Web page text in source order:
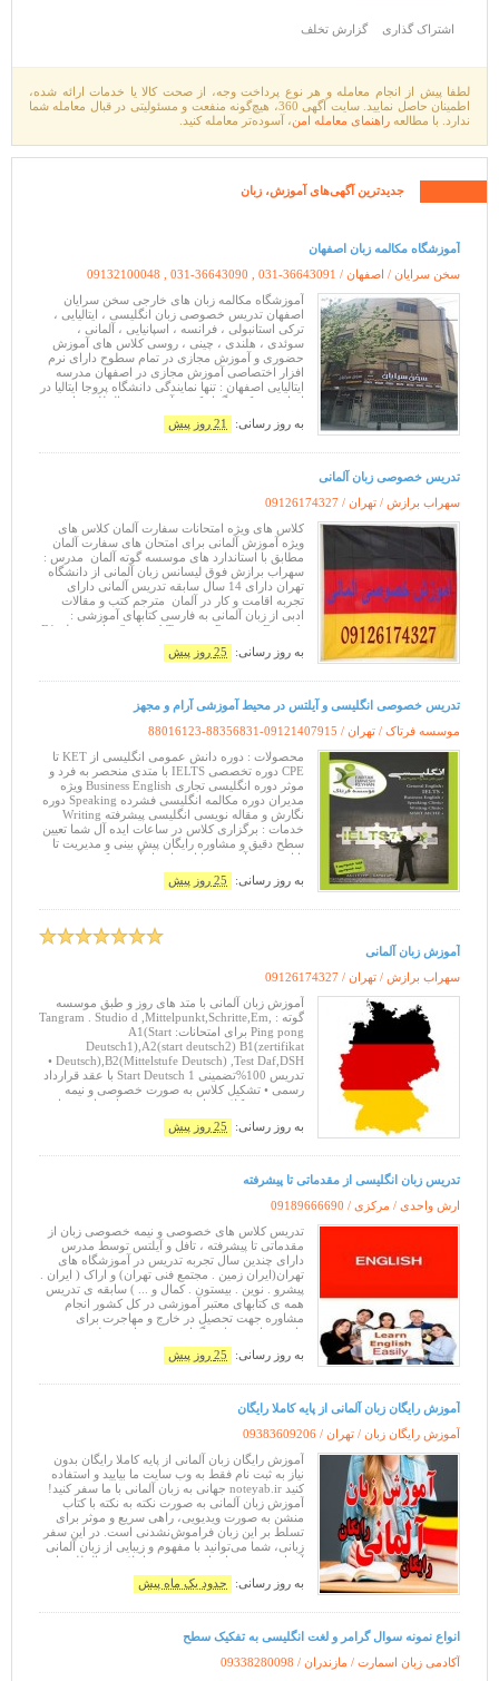
اشتراک گذاری گزارش تخلف
لطفا پیش از انجام معامله و هر نوع پرداخت وجه، از صحت کالا یا خدمات ارائه شده،
اطمینان حاصل نمایید. سایت آگهی 360، هیچ‌گونه منفعت و مسئولیتی در قبال معامله شما
ندارد. با مطالعه راهنمای معامله امن، آسوده‌تر معامله کنید.
جدیدترین آگهی‌های آموزش، زبان
آموزشگاه مکالمه زبان اصفهان
سخن سرایان / اصفهان / 09132100048 , 031-36643090 , 031-36643091
آموزشگاه مکالمه زبان های خارجی سخن سرایان
اصفهان تدریس خصوصی زبان انگلیسی ، ایتالیایی ،
ترکی استانبولی ، فرانسه ، اسپانیایی ، آلمانی ،
سوئدی ، هلندی ، چینی ، روسی کلاس های آموزش
حضوری و آموزش مجازی در تمام سطوح دارای نرم
افزار اختصاصی آموزش مجازی در اصفهان مدرسه
ایتالیایی اصفهان : تنها نمایندگی دانشگاه پروجا ایتالیا در
ایران و مرکز برگزار کننده آزمون بین المللی زبان
به روز رسانی: 21 روز پیش
تدریس خصوصی زبان آلمانی
سهراب برازش / تهران / 09126174327
کلاس های ویژه امتحانات سفارت آلمان کلاس های
ویژه آموزش آلمانی برای امتحان های سفارت آلمان
مطابق با استاندارد های موسسه گوته آلمان ‏ مدرس :
سهراب برازش فوق لیسانس زبان آلمانی از دانشگاه
تهران دارای 14 سال سابقه تدریس آلمانی‏ دارای
تجربه اقامت و کار در آلمان ‏ مترجم کتب و مقالات
ادبی از زبان آلمانی به ‏فارسی کتابهای آموزشی :‏
Studio d Tangram Passwort Deutsch برای مقطع B1
• تدریس مو
به روز رسانی: 25 روز پیش
تدریس خصوصی انگلیسی و آیلتس در محیط آموزشی آرام و مجهز
موسسه فرتاک / تهران / 88016123-88356831-09121407915
محصولات : دوره دانش عمومی انگلیسی از KET تا
CPE دوره تخصصی IELTS با متدی منحصر به فرد و
موثر دوره انگلیسی تجاری Business English ویژه
مدیران دوره مکالمه انگلیسی فشرده Speaking دوره
نگارش و مقاله نویسی انگلیسی پیشرفته Writing
خدمات : برگزاری کلاس در ساعات ایده آل شما تعیین
سطح دقیق و مشاوره رایگان پیش بینی و مدیریت تا
پایان پروژه آموزش با استفاده از آخرین کتب روز
اساتید مجرب و متخص
به روز رسانی: 25 روز پیش
آموزش زبان آلمانی
سهراب برازش / تهران / 09126174327
آموزش زبان آلمانی با متد های روز و طبق موسسه
گوته : Tangram . Studio d ,Mittelpunkt,Schritte,Em,
Ping pong برای امتحانات: A1(Start
Deutsch1),A2(start deutsch2) B1(zertifikat
Deutsch),B2(Mittelstufe Deutsch) ,Test Daf,DSH •
تدریس 100%تضمینی Start Deutsch 1 با عقد قرارداد
رسمی • تشکیل کلاس به صورت خصوصی و نیمه
خصوصی. • کلاس های ویژه ترجمه برای دانشجویان
رشته آلمانی و علاقه مندان ترجمه •
به روز رسانی: 25 روز پیش
تدریس زبان انگلیسی از مقدماتی تا پیشرفته
ارش واحدی / مرکزی / 09189666690
تدریس کلاس های خصوصی و نیمه خصوصی زبان از
مقدماتی تا پیشرفته ، تافل و آیلتس توسط مدرس
دارای چندین سال تجربه تدریس در آموزشگاه های
تهران(ایران زمین . مجتمع فنی تهران) و اراک ( ایران .
پیشرو . نوین . بیستون . کمال و ... ) سابقه ی تدریس
همه ی کتابهای معتبر آموزشی در کل کشور انجام
مشاوره جهت تحصیل در خارج و مهاجرت برای
دانشجویان و تجار برگزاری دوره های مختلفی همچون
: دوره های آمادگی IELTS و
به روز رسانی: 25 روز پیش
آموزش رایگان زبان آلمانی از پایه کاملا رایگان
آموزش رایگان زبان / تهران / 09383609206
آموزش رایگان زبان آلمانی از پایه کاملا رایگان بدون
نیاز به ثبت نام فقط به وب سایت ما بیایید و استفاده
کنید noteyab.ir جهانی به زبان آلمانی با ما سفر کنید!
آموزش زبان آلمانی به صورت نکته به نکته با کتاب
منشن به صورت ویدیویی، راهی سریع و موثر برای
تسلط بر این زبان فراموش‌نشدنی است. در این سفر
زبانی، شما می‌توانید با مفهوم و زیبایی از زبان آلمانی
آشنا شوید و به اهداف خود در تعاملات بین‌المللی یا تح
به روز رسانی:
حدود یک ماه پیش
انواع نمونه سوال گرامر و لغت انگلیسی به تفکیک سطح
آکادمی زبان اسمارت / مازندران / 09338280098